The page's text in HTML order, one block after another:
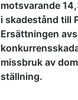
motsvarande
i skadestånd till
Ersättningen
missbruk av
ställning.